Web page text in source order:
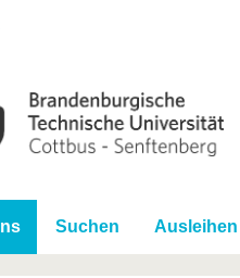
Forschung
Forschungsprofil
Förderung Im
Suchen Ausleihen